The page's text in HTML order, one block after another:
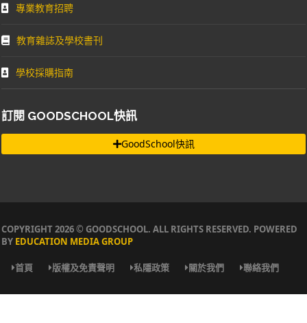
專業教育招聘
教育雜誌及學校書刊
學校採購指南
訂閱 GOODSCHOOL快訊
GoodSchool快訊
COPYRIGHT 2026 © GOODSCHOOL. ALL RIGHTS RESERVED. POWERED
BY EDUCATION MEDIA GROUP
首頁 版權及免責聲明 私隱政策 關於我們 聯絡我們